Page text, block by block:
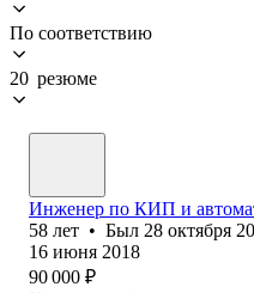
По соответствию
20 резюме
Инженер по КИП и
58 лет • Был 28 октября
16 июня 2018
90 000 ₽